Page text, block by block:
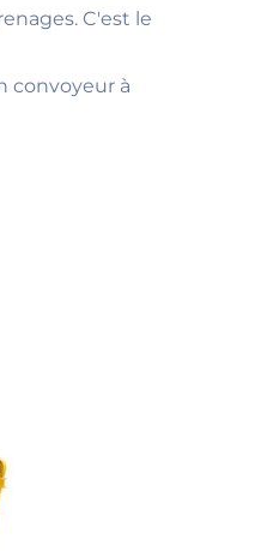
C'est le
convoyeur à